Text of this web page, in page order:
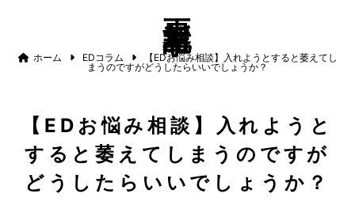
ホーム EDコラム
【EDお悩み相談】入れようとすると萎えてし
まうのですがどうしたらいいでしょうか？
【EDお悩み相談】入れようと
すると萎えてしまうのですが
どうしたらいいでしょうか？